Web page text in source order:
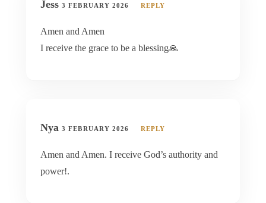
Jess 3 FEBRUARY 2026 REPLY
Amen and Amen
I receive the grace to be a blessing🙏
Nya 3 FEBRUARY 2026 REPLY
Amen and Amen. I receive God’s authority and
power!.